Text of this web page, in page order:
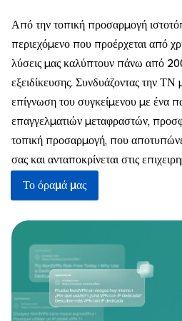
Από την τοπική προσαρμογή
περιεχόμενο που προέρχεται από
λύσεις μας καλύπτουν πάνω από
εξειδίκευσης. Συνδυάζοντας την ΤΝ
επίγνωση του συγκείμενου με ένα
επαγγελματιών μεταφραστών,
τοπική προσαρμογή, που
σας και ανταποκρίνεται στις
Το όραμά μας